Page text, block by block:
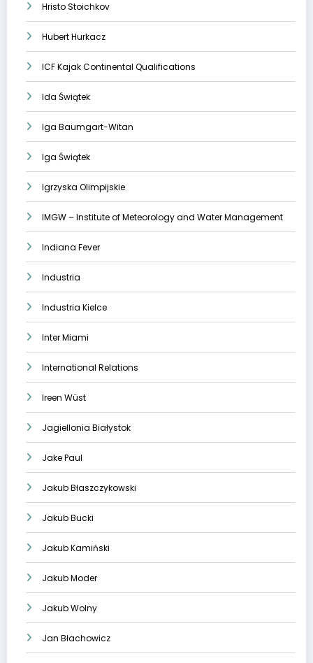
Hristo Stoichkov
Hubert Hurkacz
ICF Kajak Continental Qualifications
Ida Świątek
Iga Baumgart-Witan
Iga Świątek
Igrzyska Olimpijskie
IMGW – Institute of Meteorology and Water Management
Indiana Fever
Industria
Industria Kielce
Inter Miami
International Relations
Ireen Wüst
Jagiellonia Białystok
Jake Paul
Jakub Błaszczykowski
Jakub Bucki
Jakub Kamiński
Jakub Moder
Jakub Wolny
Jan Błachowicz